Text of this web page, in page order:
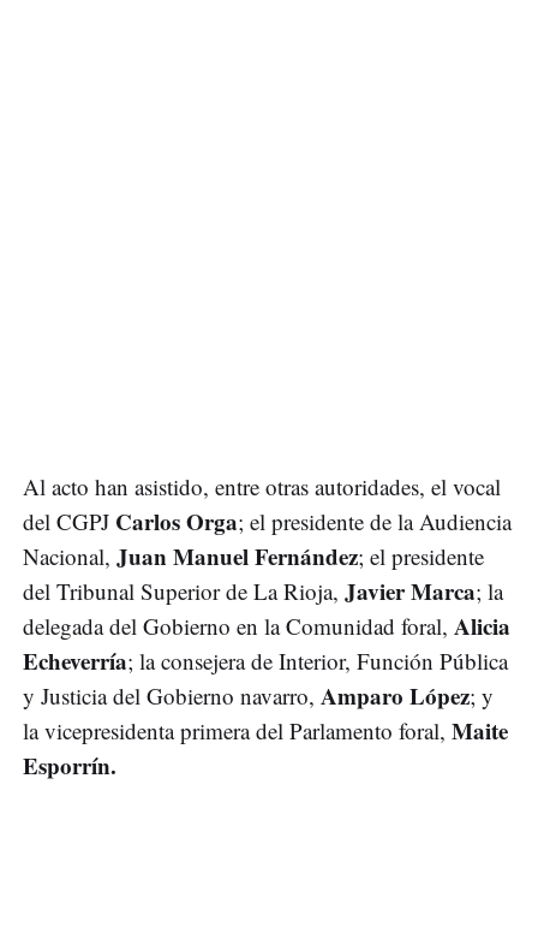
Al acto han asistido, entre otras autoridades, el vocal
del CGPJ Carlos Orga; el presidente de la Audiencia
Nacional, Juan Manuel Fernández; el presidente
del Tribunal Superior de La Rioja, Javier Marca; la
delegada del Gobierno en la Comunidad foral, Alicia
Echeverría; la consejera de Interior, Función Pública
y Justicia del Gobierno navarro, Amparo López; y
la vicepresidenta primera del Parlamento foral, Maite
Esporrín.